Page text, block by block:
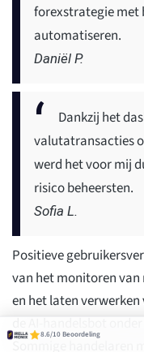
forexstrategie met
automatiseren.
Daniël P.
Dankzij het
valutatransacties
werd het voor mij
risico beheersten.
Sofia L.
Positieve
van het monitoren van
en het laten
de AI-handelsbot
Sommige handelaren
8.6/10 Beoordeling